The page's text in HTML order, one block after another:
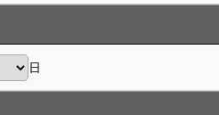
日